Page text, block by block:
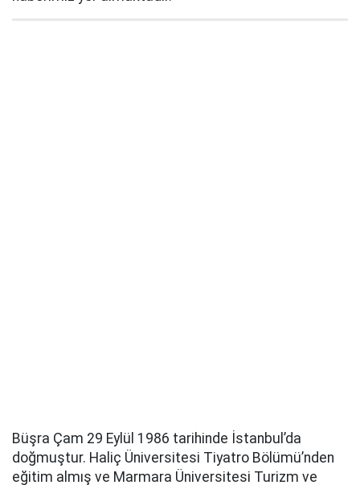
Büşra Çam 29 Eylül 1986 tarihinde İstanbul’da
doğmuştur. Haliç Üniversitesi Tiyatro Bölümü’nden
eğitim almış ve Marmara Üniversitesi Turizm ve